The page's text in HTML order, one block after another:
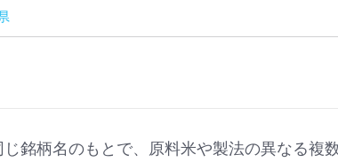
銘柄名のもとで、原料米や製法の異なる複